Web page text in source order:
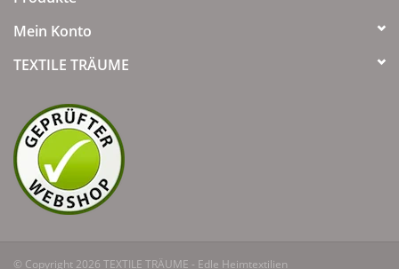
Mein Konto
TEXTILE TRÄUME
© Copyright 2026 TEXTILE TRÄUME - Edle Heimtextilien